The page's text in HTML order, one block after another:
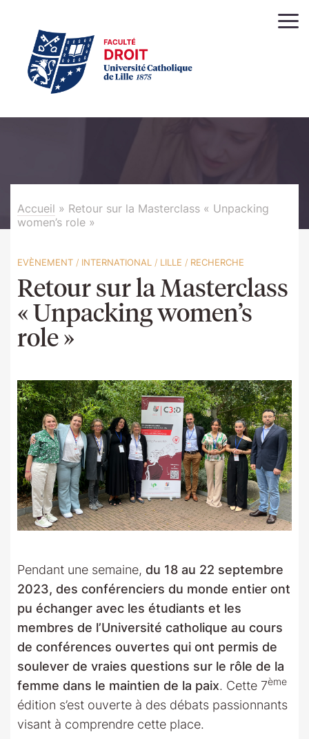
Accueil » Retour sur la Masterclass « Unpacking
women’s role »
EVÈNEMENT / INTERNATIONAL / LILLE / RECHERCHE
Retour sur la Masterclass
« Unpacking women’s
role »
Pendant une semaine, du 18 au 22 septembre
2023, des conférenciers du monde entier ont
pu échanger avec les étudiants et les
membres de l’Université catholique au cours
de conférences ouvertes qui ont permis de
soulever de vraies questions sur le rôle de la
femme dans le maintien de la paix. Cette 7ème
édition s’est ouverte à des débats passionnants
visant à comprendre cette place.